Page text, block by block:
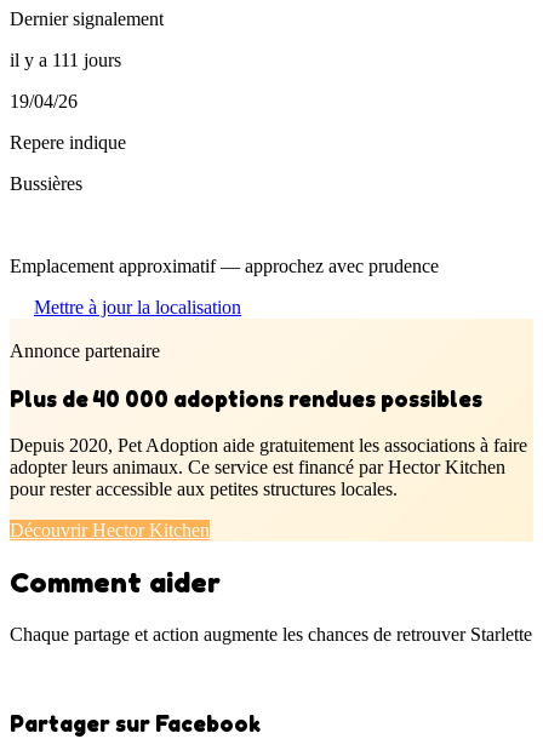
Dernier signalement
il y a 111 jours
19/04/26
Repere indique
Bussières
Emplacement approximatif — approchez avec prudence
Mettre à jour la localisation
Annonce partenaire
Plus de 40 000 adoptions rendues possibles
Depuis 2020, Pet Adoption aide gratuitement les associations à faire
adopter leurs animaux. Ce service est financé par Hector Kitchen
pour rester accessible aux petites structures locales.
Découvrir Hector Kitchen
Comment aider
Chaque partage et action augmente les chances de retrouver Starlette
Partager sur Facebook